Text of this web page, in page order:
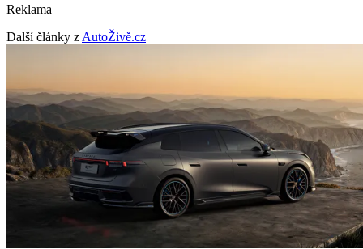
Reklama
Další články z AutoŽivě.cz